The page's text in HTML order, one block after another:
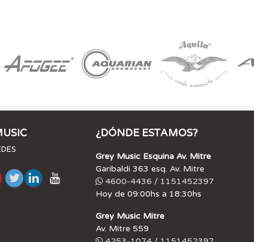
¿DÓNDE ESTAMOS?
Grey Music Esquina Av. Mitre
Garibaldi 363 esq. Av. Mitre
4600-4436 / 1151452397
Hoy de 09:00hs a 18:30hs
Grey Music Mitre
Av. Mitre 559